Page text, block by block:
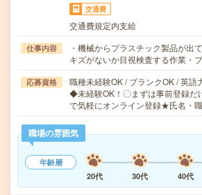
交通費
交通費規定内支給
仕事内容
・機械からプラスチック製品が出
キズがないか目視検査する作業・
応募資格
職種未経験OK / ブランクOK / 英語
◆未経験OK！〇まずは事前登録だ
で気軽にオンライン登録★氏名・
職場の雰囲気
年齢層
20代
30代 40代